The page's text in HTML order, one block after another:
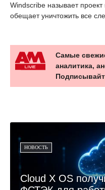
Windscribe называет
обещает уничтожить все
Самые
аналитика,
НОВОСТЬ
Cloud X OS